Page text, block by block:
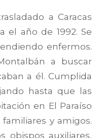
a Caracas
el año de 1992. Se
enfermos.
a buscar
a él. Cumplida
hasta que las
en El Paraíso
y amigos.
obispos auxiliares,